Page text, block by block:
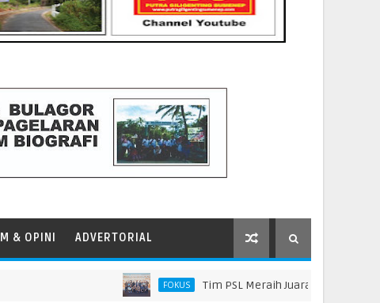
& OPINI ADVERTORIAL
FOKUS Tim PSL Meraih Juara di Pelindo Innovation